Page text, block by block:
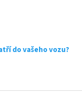
do vašeho vozu?